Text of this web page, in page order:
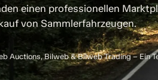
einen professionellen
von Sammlerfahrzeugen.
Auctions, Bilweb & Bilweb Trading – Ein